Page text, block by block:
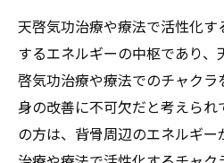
天啓気功治療や療法で活性化
するエネルギーの中枢であり
啓気功治療や療法でのチャク
身の改善に不可欠だと考えら
の方は、背骨周辺のエネルギ